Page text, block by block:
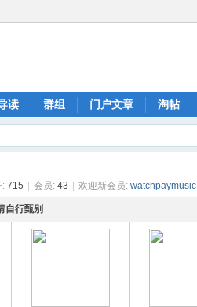
读 群组 门户文章 淘帖
: 715 会员: 43 欢迎新会员: watchpaymusic
自行甄别